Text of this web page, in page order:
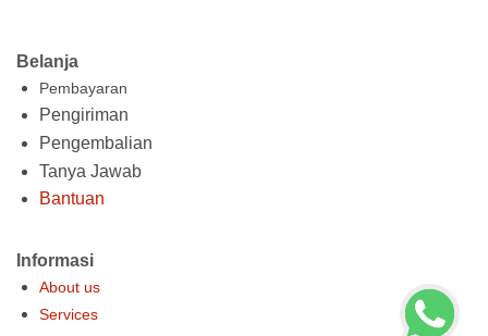
Belanja
Pembayaran
Pengiriman
Pengembalian
Tanya Jawab
Bantuan
Informasi
About us
Services